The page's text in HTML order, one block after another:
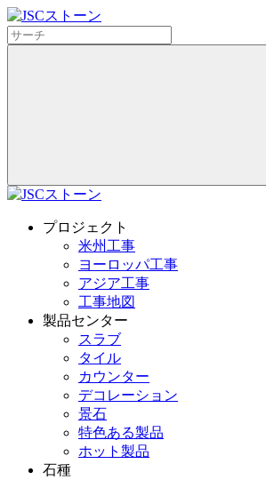
プロジェクト
米州工事
ヨーロッパ工事
アジア工事
工事地図
製品センター
スラブ
タイル
カウンター
デコレーション
景石
特色ある製品
ホット製品
石種